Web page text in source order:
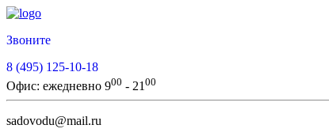
Звоните
8 (495) 125-10-18
Офис: ежедневно 900 - 21 00
sadovodu@mail.ru